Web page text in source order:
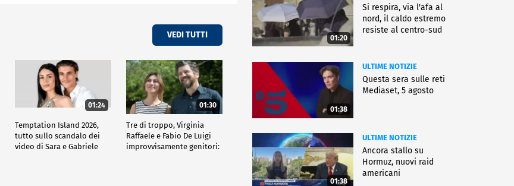
VEDI TUTTI
01:24
Temptation Island 2026,
tutto sullo scandalo dei
video di Sara e Gabriele
01:30
Tre di troppo, Virginia
Raffaele e Fabio De Luigi
improvvisamente genitori:
01:20
Si respira, via l'afa al
nord, il caldo estremo
resiste al centro-sud
01:38
ULTIME NOTIZIE
Questa sera sulle reti
Mediaset, 5 agosto
01:38
ULTIME NOTIZIE
Ancora stallo su
Hormuz, nuovi raid
americani